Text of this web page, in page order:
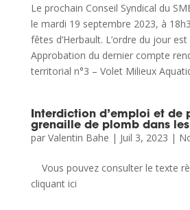
Le prochain Conseil Syndical du
le mardi 19 septembre 2023, à
fêtes d’Herbault. L’ordre du jour
Approbation du dernier compte
territorial n°3 – Volet Milieux
Interdiction d’emploi et de
grenaille de plomb dans
par Valentin Bahe | Juil 3, 2023 |
Vous pouvez consulter le texte
cliquant ici